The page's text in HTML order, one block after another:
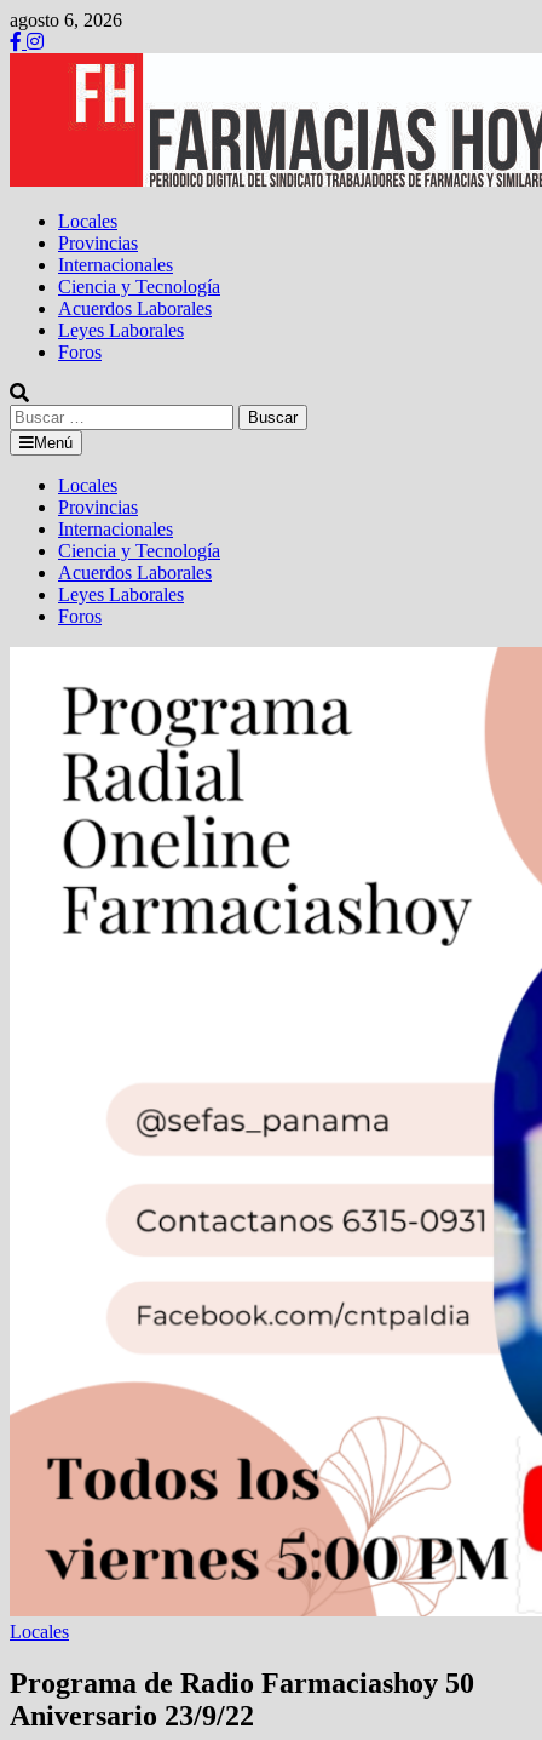
Saltar
al
contenido
agosto 6, 2026
Locales
Provincias
Internacionales
Ciencia y Tecnología
Acuerdos Laborales
Leyes Laborales
Foros
Buscar:
Menú
Locales
Provincias
Internacionales
Ciencia y Tecnología
Acuerdos Laborales
Leyes Laborales
Foros
Locales
Programa de Radio Farmaciashoy 50
Aniversario 23/9/22